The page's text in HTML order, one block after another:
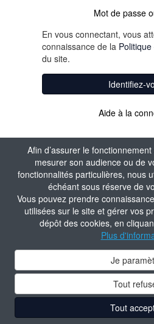
Afin d’assurer le
mesurer son audience ou de
fonctionnalités particulières, nous
échéant sous réserve de
Vous pouvez prendre
utilisées sur le site et gérer vos
dépôt des cookies, en
Plus
Je
Tout
Tout
Mot de passe
En vous connectant, vous
connaissance de la
du site.
Identifiez-
Aide à la